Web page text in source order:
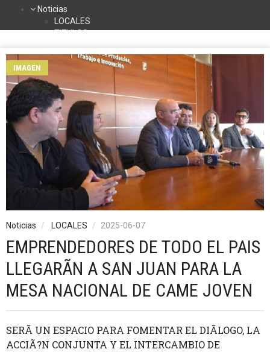
Noticias
LOCALES
TITULOS
NACIONALES
INTERNACIONALES
La Radio
Contacto
Programación
IMAGEN
Noticias LOCALES 2025-06-07
EMPRENDEDORES DE TODO EL PAIS
LLEGARÃN A SAN JUAN PARA LA
MESA NACIONAL DE CAME JOVEN
SERÃ UN ESPACIO PARA FOMENTAR EL DIÃLOGO, LA
ACCIÃ?N CONJUNTA Y EL INTERCAMBIO DE